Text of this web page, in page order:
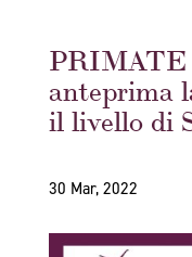
PRIMATE
anteprima
il livello di
30 Mar, 2022